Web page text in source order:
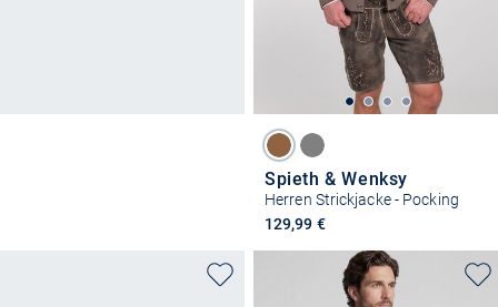
Spieth & Wenksy
Herren Strickjacke - Pocking
129,99 €